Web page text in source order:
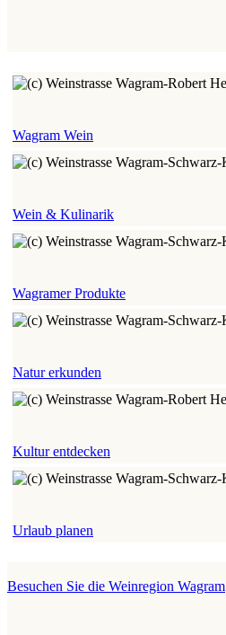
Wagram Wein
Wein & Kulinarik
Wagramer Produkte
Natur erkunden
Kultur entdecken
Urlaub planen
Besuchen Sie die Weinregion Wagram